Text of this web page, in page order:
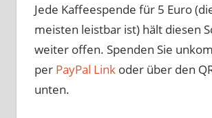
Jede Kaffeespende für 5 Euro
meisten leistbar ist) hält diesen
weiter offen. Spenden Sie
per PayPal Linkoder über den
unten.